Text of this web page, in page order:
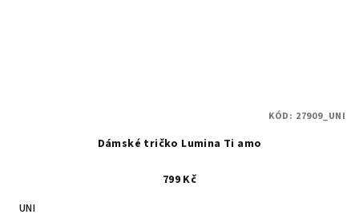
Dámské tričko Lumina Ti amo
799 Kč
UNI
KÓD: 27909_UNI